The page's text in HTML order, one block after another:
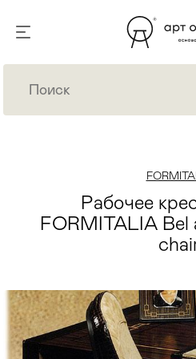
Рабочее
FORMITALIA